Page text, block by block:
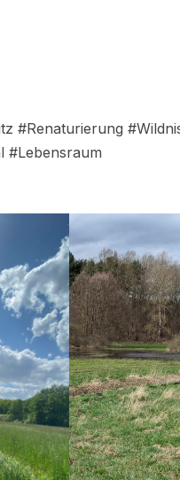
#Renaturierung
#Lebensraum